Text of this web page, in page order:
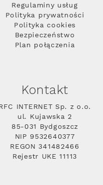
Regulaminy usług
Polityka prywatności
Polityka cookies
Bezpieczeństwo
Plan połączenia
Kontakt
INTERNET Sp. z o.o.
ul. Kujawska 2
85-031 Bydgoszcz
NIP 9532640377
REGON 341482466
Rejestr UKE 11113